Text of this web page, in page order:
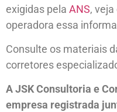
exigidas pela ANS,
operadora essa
Consulte os materiais
corretores
A JSK Consultoria e
empresa registrada